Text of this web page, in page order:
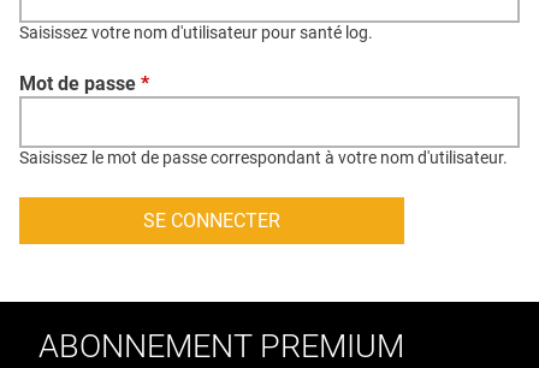
CONTACT
CRÉDITS
Saisissez votre nom d'utilisateur pour santé log.
Mot de passe *
Saisissez le mot de passe correspondant à votre nom d'utilisateur.
ABONNEMENT PREMIUM